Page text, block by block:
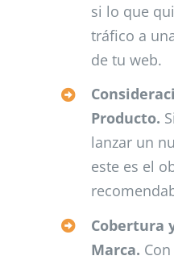
si lo que
tráfico a
de tu web.
Producto.
lanzar un
este es el
Cobertura
Marca.